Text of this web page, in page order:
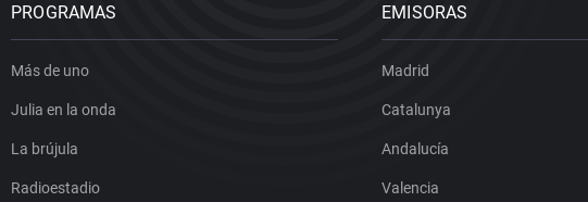
PROGRAMAS
Más de uno
Julia en la onda
La brújula
Radioestadio
EMISORAS
Madrid
Catalunya
Andalucía
Valencia